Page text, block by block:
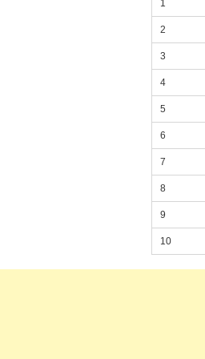
1
2
3
4
5
6
7
8
9
10